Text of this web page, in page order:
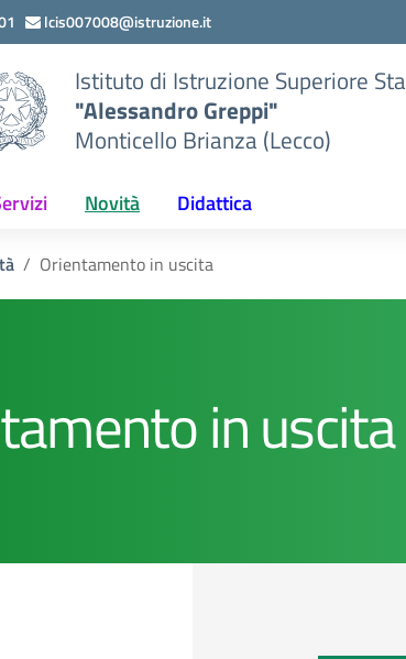
lcis007008@istruzione.it
Istituto di Istruzione Superiore
"Alessandro Greppi"
Monticello Brianza (Lecco)
Novità Didattica
Orientamento in uscita
in uscita